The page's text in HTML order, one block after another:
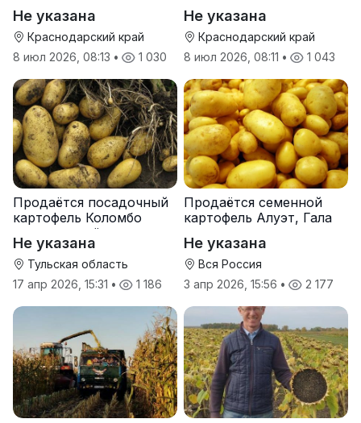
Не указана
Краснодарский край
8 июл 2026, 08:13 • 1 030
Не указана
Краснодарский край
8 июл 2026, 08:11 • 1 043
Продаётся посадочный
картофель Коломбо
оптом от трёх тонн
Не указана
Тульская область
17 апр 2026, 15:31 • 1 186
Продаётся семенной
картофель Алуэт, Гала
Не указана
Вся Россия
3 апр 2026, 15:56 • 2 177